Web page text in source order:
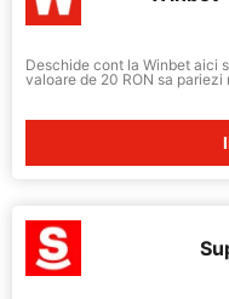
Deschide cont la Winbet aici
valoare de 20 RON sa